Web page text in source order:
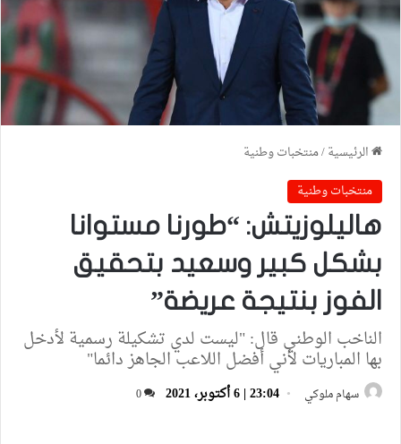
الرئيسية/منتخبات وطنية
منتخبات وطنية
هاليلوزيتش: “طورنا مستوانا
بشكل كبير وسعيد بتحقيق
الفوز بنتيجة عريضة”
الناخب الوطني قال: "ليست لدي تشكيلة رسمية لأدخل
بها المباريات لأني أفضل اللاعب الجاهز دائما"
سهام ملوكي 23:04 | 6 أكتوبر، 2021 0